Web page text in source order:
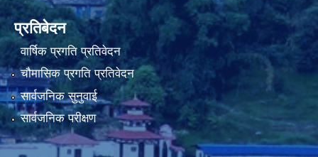
प्रतिबेदन
वार्षिक प्रगति प्रतिवेदन
चौमासिक प्रगति प्रतिवेदन
सार्वजनिक सुनुवाई
सार्वजनिक परीक्षण